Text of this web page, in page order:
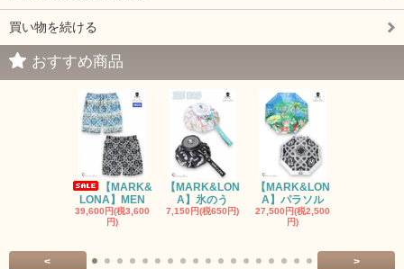
買い物を続ける
おすすめ商品
【MARK&
LONA】MEN
39,600円(税3,600
円)
【MARK&LON
A】氷のう
7,150円(税650円)
【MARK&LON
A】パラソル
27,500円(税2,500
円)
< >